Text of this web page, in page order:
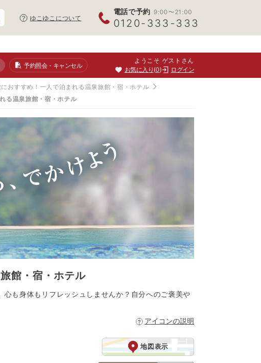
ゆこゆこについて
電話で予約 9:00〜21:00
0120-333-333
予約照会・キャンセル
ようこそ ゲストさん
お気に入り 0 ログイン
おすすめ！一人で泊まれる温泉旅館・宿・ホテル
る温泉旅館・宿・ホテル
館・宿・ホテル
も身体もリフレッシュしませんか？自分へのご褒美や
アイコンの説明
地図表示